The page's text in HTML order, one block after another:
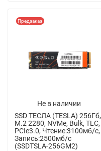
Не в наличии
Предзаказ
SSD ТЕСЛА (TESLA) 256Гб,
M.2 2280, NVMe, Bulk, TLC,
PCIe3.0, Чтение:3100мб/с,
Запись:2500мб/с
(SSDTSLA-256GM2)